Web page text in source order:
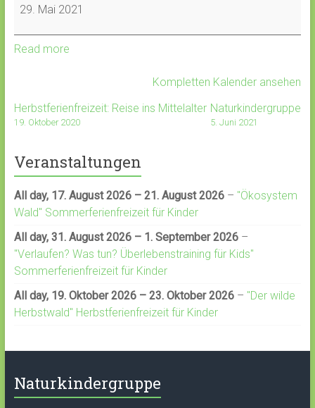
29. Mai 2021
Read more
Kompletten Kalender ansehen
Herbstferienfreizeit: Reise ins Mittelalter
19. Oktober 2020
Naturkindergruppe
5. Juni 2021
Veranstaltungen
All day, 17. August 2026 – 21. August 2026– "Ökosystem
Wald" Sommerferienfreizeit für Kinder
All day, 31. August 2026 – 1. September 2026–
"Verlaufen? Was tun? Überlebenstraining für Kids"
Sommerferienfreizeit für Kinder
All day, 19. Oktober 2026 – 23. Oktober 2026– "Der wilde
Herbstwald" Herbstferienfreizeit für Kinder
Naturkindergruppe